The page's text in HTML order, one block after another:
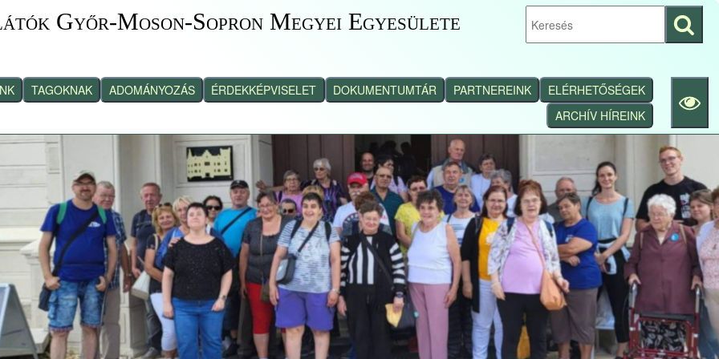
Győr-Moson-Sopron Megyei Egyesülete
Keresés
indítása
TAGOKNAK ADOMÁNYOZÁS ÉRDEKKÉPVISELET DOKUMENTUMTÁR PARTNEREINK
ELÉRHETŐSÉGEK
ARCHÍV HÍREINK